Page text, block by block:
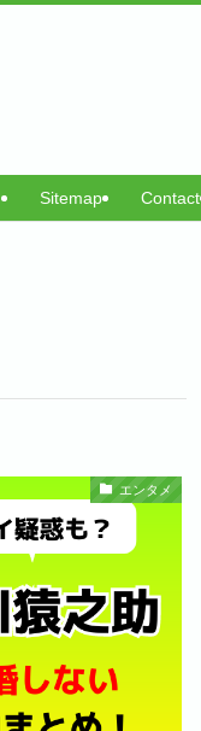
Sitemap Contact
エンタメ